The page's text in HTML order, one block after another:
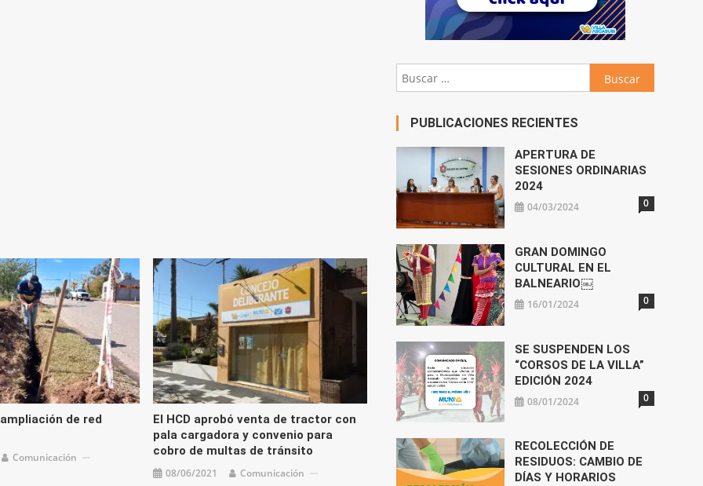
de red
Comunicación
El HCD aprobó venta de tractor con
pala cargadora y convenio para
cobro de multas de tránsito
08/06/2021 Comunicación
Buscar:
PUBLICACIONES RECIENTES
APERTURA DE
SESIONES ORDINARIAS
2024
04/03/2024 0
GRAN DOMINGO
CULTURAL EN EL
BALNEARIO￼
16/01/2024 0
SE SUSPENDEN LOS
“CORSOS DE LA VILLA”
EDICIÓN 2024
08/01/2024 0
RECOLECCIÓN DE
RESIDUOS: CAMBIO DE
DÍAS Y HORARIOS